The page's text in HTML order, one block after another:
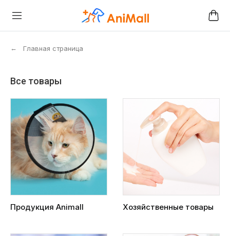
← Главная страница
Все товары
Продукция Animall Хозяйственные товары